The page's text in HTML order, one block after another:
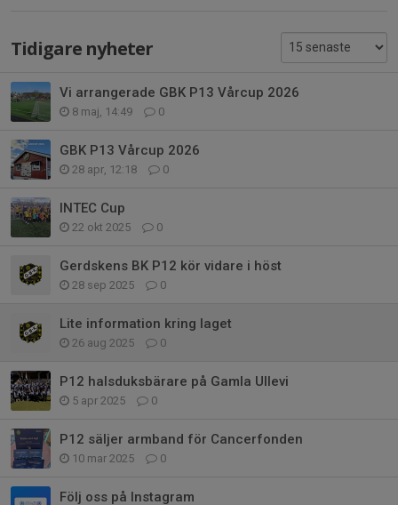
Tidigare nyheter
Vi arrangerade GBK P13 Vårcup 2026
8 maj, 14:49 0
GBK P13 Vårcup 2026
28 apr, 12:18 0
INTEC Cup
22 okt 2025 0
Gerdskens BK P12 kör vidare i höst
28 sep 2025 0
Lite information kring laget
26 aug 2025 0
P12 halsduksbärare på Gamla Ullevi
5 apr 2025 0
P12 säljer armband för Cancerfonden
10 mar 2025 0
Följ oss på Instagram